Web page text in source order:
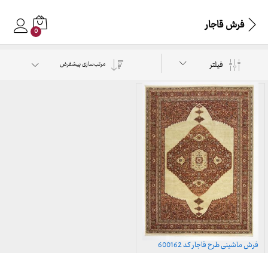
فرش قاجار 0
فیلتر مرتب‌سازی پیشفرض
فرش ماشینی طرح قاجار کد 600162